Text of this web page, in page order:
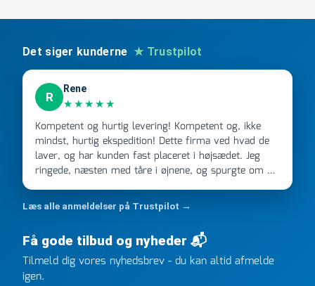
ler
cm,
Det siger kunderne ★ Trustpilot
R
Rene
★★★★★
Kompetent og hurtig levering! Kompetent og, ikke
mindst, hurtig ekspedition! Dette firma ved hvad de
laver, og har kunden fast placeret i højsædet. Jeg
ringede, næsten med tåre i øjnene, og spurgte om de
kunne overholde en 2 måneder gammel aftale. Jeg
ringede onsdag kl 16, og min store ordre kom dagen
efter kl 6.45! Kan slet ikke få armene ned, og næste
gang jeg skal bruge noget, vil jeg ringe til dem
FØRST. De varmeste og venligste hilsner fra Rene
Læs alle anmeldelser på Trustpilot →
Få gode tilbud og nyheder 📬
Tilmeld dig vores nyhedsbrev - du kan altid afmelde
igen.